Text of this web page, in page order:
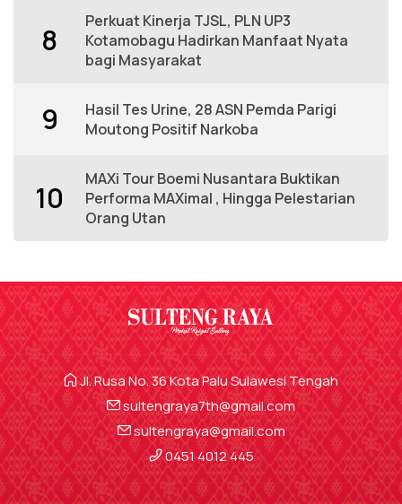
8
Perkuat Kinerja TJSL, PLN UP3
Kotamobagu Hadirkan Manfaat Nyata
bagi Masyarakat
9
Hasil Tes Urine, 28 ASN Pemda Parigi
Moutong Positif Narkoba
10
MAXi Tour Boemi Nusantara Buktikan
Performa MAXimal , Hingga Pelestarian
Orang Utan
Jl. Rusa No. 36 Kota Palu Sulawesi Tengah
sultengraya7th@gmail.com
sultengraya@gmail.com
0451 4012 445